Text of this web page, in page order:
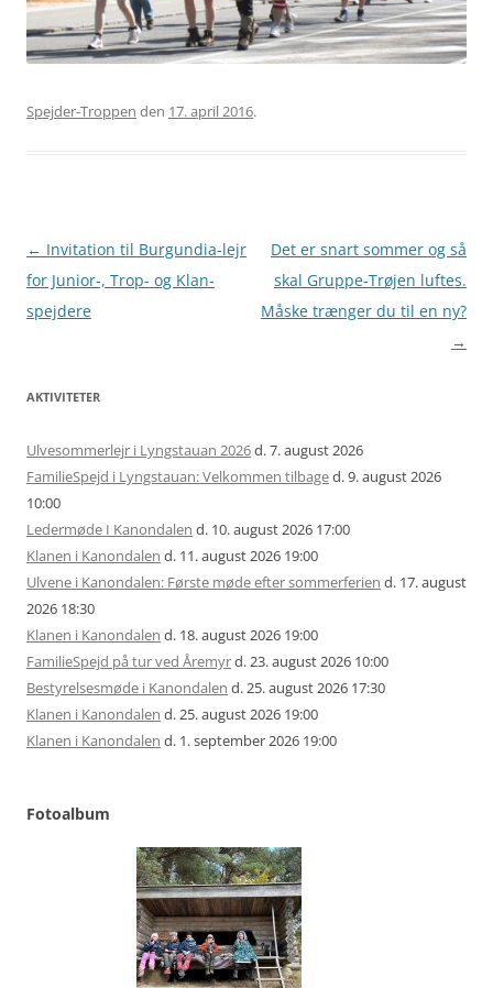
Spejder-Troppen den 17. april 2016.
Artikel
navigation
← Invitation til Burgundia-lejr
for Junior-, Trop- og Klan-
spejdere
Det er snart sommer og så
skal Gruppe-Trøjen luftes.
Måske trænger du til en ny?
→
AKTIVITETER
Ulvesommerlejr i Lyngstauan 2026d. 7. august 2026
FamilieSpejd i Lyngstauan: Velkommen tilbaged. 9. august 2026
10:00
Ledermøde I Kanondalen d. 10. august 2026 17:00
Klanen i Kanondalen d. 11. august 2026 19:00
Ulvene i Kanondalen: Første møde efter sommerferien d. 17. august
2026 18:30
Klanen i Kanondalen d. 18. august 2026 19:00
FamilieSpejd på tur ved Åremyrd. 23. august 2026 10:00
Bestyrelsesmøde i Kanondalen d. 25. august 2026 17:30
Klanen i Kanondalen d. 25. august 2026 19:00
Klanen i Kanondalen d. 1. september 2026 19:00
Fotoalbum